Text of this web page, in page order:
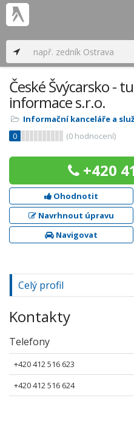
České Švýcarsko -
informace s.r.o.
Informační kanceláře a
0
(0 hodnocení)
+420
Ohodnotit
Navrhnout úpravu
Navigovat
Celý profil
Kontakty
Telefony
+420 412 516 623
+420 412 516 624